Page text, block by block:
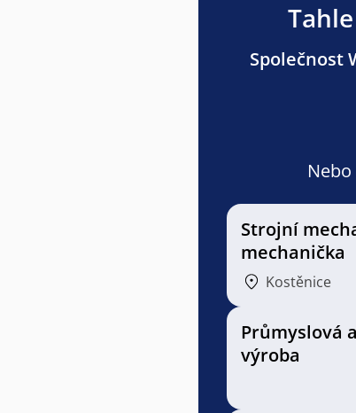
Společnost
Strojní
mechanička
Kostěnice
Průmyslová
výroba